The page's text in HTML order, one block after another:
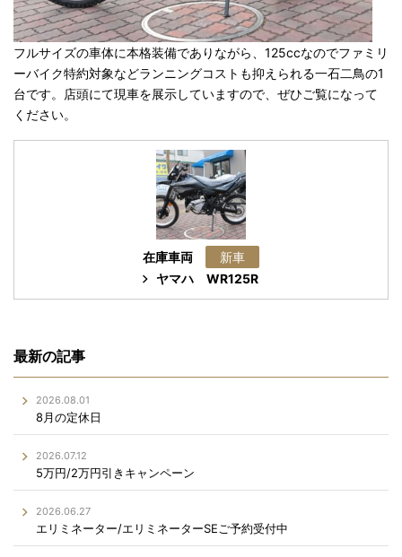
フルサイズの車体に本格装備でありながら、125ccなのでファミリ
ーバイク特約対象などランニングコストも抑えられる一石二鳥の1
台です。店頭にて現車を展示していますので、ぜひご覧になって
ください。
在庫車両
新車
ヤマハWR125R
最新の記事
2026.08.01
8月の定休日
2026.07.12
5万円/2万円引きキャンペーン
2026.06.27
エリミネーター/エリミネーターSEご予約受付中